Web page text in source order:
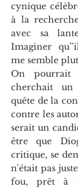
cynique
à la
avec sa
Imaginer
me semble
On pourrait
cherchait
quête de la
contre les
serait un
être que
critique, se
n'était pas
fou, prêt à